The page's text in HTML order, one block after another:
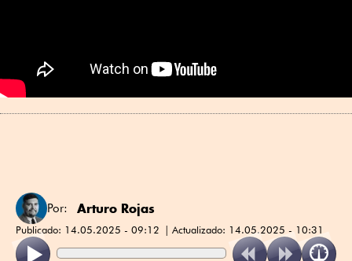
Por: Arturo Rojas
Publicado: 14.05.2025 - 09:12 Actualizado: 14.05.2025 - 10:31